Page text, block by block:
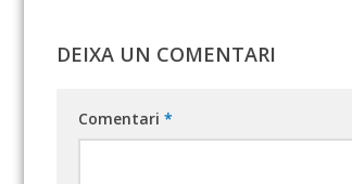
DEIXA UN COMENTARI
Comentari *